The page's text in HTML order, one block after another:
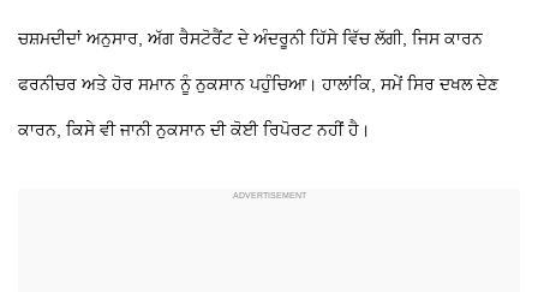
ਚਸ਼ਮਦੀਦਾਂ ਅਨੁਸਾਰ, ਅੱਗ ਰੈਸਟੋਰੈਂਟ ਦੇ ਅੰਦਰੂਨੀ ਹਿੱਸੇ ਵਿੱਚ ਲੱਗੀ, ਜਿਸ ਕਾਰਨ
ਫਰਨੀਚਰ ਅਤੇ ਹੋਰ ਸਮਾਨ ਨੂੰ ਨੁਕਸਾਨ ਪਹੁੰਚਿਆ। ਹਾਲਾਂਕਿ, ਸਮੇਂ ਸਿਰ ਦਖਲ ਦੇਣ
ਕਾਰਨ, ਕਿਸੇ ਵੀ ਜਾਨੀ ਨੁਕਸਾਨ ਦੀ ਕੋਈ ਰਿਪੋਰਟ ਨਹੀਂ ਹੈ।